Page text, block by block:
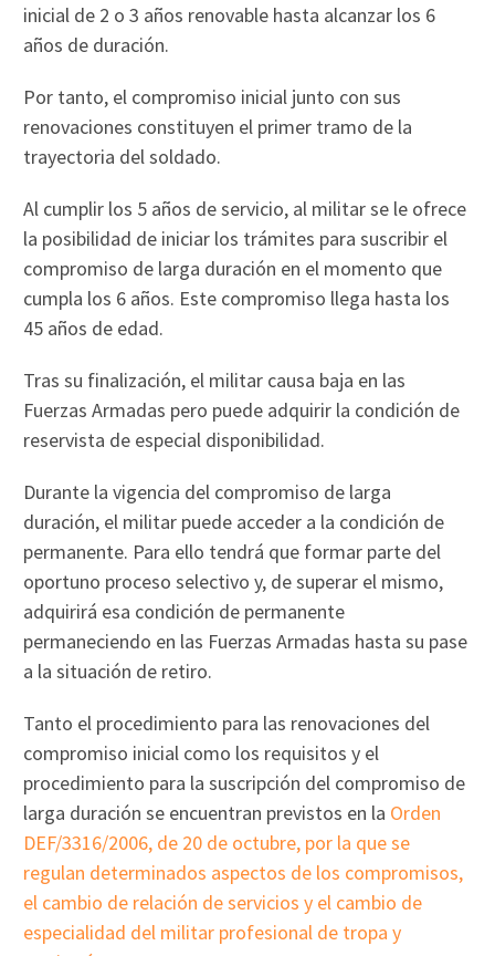
inicial de 2 o 3 años renovable hasta alcanzar los 6
años de duración.
Por tanto, el compromiso inicial junto con sus
renovaciones constituyen el primer tramo de la
trayectoria del soldado.
Al cumplir los 5 años de servicio, al militar se le ofrece
la posibilidad de iniciar los trámites para suscribir el
compromiso de larga duración en el momento que
cumpla los 6 años. Este compromiso llega hasta los
45 años de edad.
Tras su finalización, el militar causa baja en las
Fuerzas Armadas pero puede adquirir la condición de
reservista de especial disponibilidad.
Durante la vigencia del compromiso de larga
duración, el militar puede acceder a la condición de
permanente. Para ello tendrá que formar parte del
oportuno proceso selectivo y, de superar el mismo,
adquirirá esa condición de permanente
permaneciendo en las Fuerzas Armadas hasta su pase
a la situación de retiro.
Tanto el procedimiento para las renovaciones del
compromiso inicial como los requisitos y el
procedimiento para la suscripción del compromiso de
larga duración se encuentran previstos en la Orden
DEF/3316/2006, de 20 de octubre, por la que se
regulan determinados aspectos de los compromisos,
el cambio de relación de servicios y el cambio de
especialidad del militar profesional de tropa y